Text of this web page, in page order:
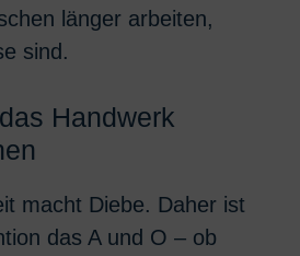
länger arbeiten,
sind.
Handwerk
macht Diebe. Daher ist
das A und O – ob